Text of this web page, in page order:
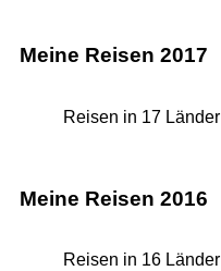
Meine Reisen 2017
Reisen in 17 Länder
Meine Reisen 2016
Reisen in 16 Länder